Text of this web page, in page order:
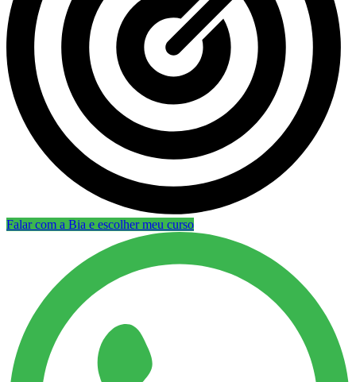
Falar com a Bia e escolher meu curso